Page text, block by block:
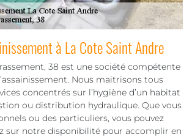
à La Cote Saint Andre
38 est une société compétente
Nous maitrisons tous
concentrés sur l’hygiène d’un habitat
ou distribution hydraulique. Que vous
ou des particuliers, vous pouvez
sur notre disponibilité pour accomplir en